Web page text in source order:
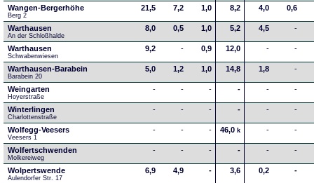
Wangen-Bergerhöhe
Berg 2
21,5 7,2 1,0 8,2 4,0 0,6
Warthausen
An der Schloßhalde
8,0 0,5 1,0 5,2 4,5 -
Warthausen
Schwabenwiesen
9,2 - 0,9 12,0 - -
Warthausen-Barabein
Barabein 20
5,0 1,2 1,0 14,8 1,8 -
Weingarten
Hoyerstraße
- - - - - -
Winterlingen
Charlottenstraße
- - - - - -
Wolfegg-Veesers
Veesers 1
- - - 46,0 k - -
Wolfertschwenden
Molkereiweg
- - - - - -
Wolpertswende
Aulendorfer Str. 17
6,9 4,9 - 3,6 0,2 -